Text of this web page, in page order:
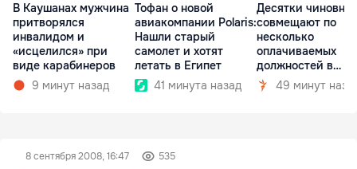
В Каушанах мужчина
притворялся
инвалидом и
«исцелился» при
виде карабинеров
9 минут назад
Тофан о новой
авиакомпании Polaris:
Нашли старый
самолет и хотят
летать в Египет
41 минута назад
Десятки
совмещают по
несколько
оплачиваемых
должностей в
госкомпаниях
49 минут
8 сентября 2008, 16:47 535